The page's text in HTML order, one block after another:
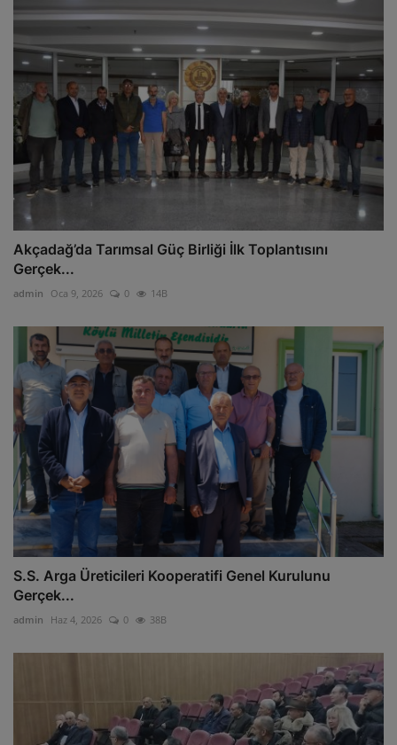
Akçadağ’da Tarımsal Güç Birliği İlk Toplantısını
Gerçek...
admin Oca 9, 2026 0 14B
S.S. Arga Üreticileri Kooperatifi Genel Kurulunu
Gerçek...
admin Haz 4, 2026 0 38B